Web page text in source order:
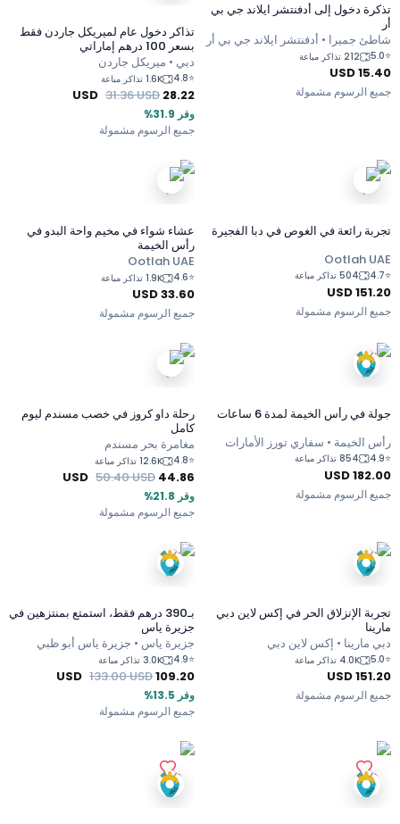
تذكرة دخول إلى أدفنتشر ايلاند جي بي
أر
شاطئ جميرا • أدفنتشر ايلاند جي بي أر
⭐
5.0 212 تذاكر مباعة
15.40
USD
جميع الرسوم مشمولة
تذاكر دخول عام لميريكل جاردن فقط
بسعر 100 درهم إماراتي
دبي • ميريكل جاردن
⭐
4.8 1.6K تذاكر مباعة
28.22
USD 31.36USD
جميع الرسوم مشمولة
وفر 31.9%
تجربة رائعة في الغوص في دبا الفجيرة
Ootlah UAE
⭐
4.7 504 تذاكر مباعة
151.20
USD
جميع الرسوم مشمولة
عشاء شواء في مخيم واحة البدو في
رأس الخيمة
Ootlah UAE
⭐
4.6 1.9K تذاكر مباعة
33.60
USD
جميع الرسوم مشمولة
جولة في رأس الخيمة لمدة 6 ساعات
رأس الخيمة • سفاري تورز الأمارات
⭐
4.9 854 تذاكر مباعة
182.00
USD
جميع الرسوم مشمولة
رحلة داو كروز في خصب مسندم ليوم
كامل
مغامرة بحر مسندم
⭐
4.8 12.6K تذاكر مباعة
44.86
USD 50.40USD
جميع الرسوم مشمولة
وفر 21.8%
تجربة الإنزلاق الحر في إكس لاين دبي
مارينا
دبي مارينا • إكس لاين دبي
⭐
5.0 4.0K تذاكر مباعة
151.20
USD
جميع الرسوم مشمولة
بـ390 درهم فقط، استمتع بمنتزهين في
جزيرة ياس
جزيرة ياس • جزيرة ياس أبو ظبي
⭐
4.9 3.0K تذاكر مباعة
109.20
USD 133.00USD
جميع الرسوم مشمولة
وفر 13.5%